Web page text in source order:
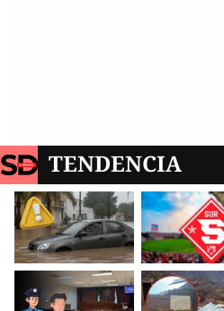
TENDENCIA